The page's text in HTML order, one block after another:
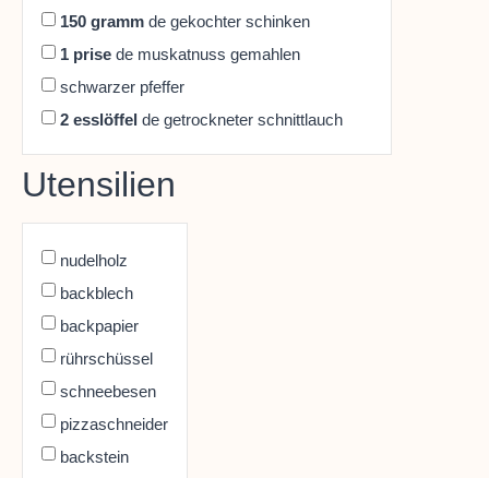
150 gramm de gekochter schinken
1 prise de muskatnuss gemahlen
schwarzer pfeffer
2 esslöffel de getrockneter schnittlauch
Utensilien
nudelholz
backblech
backpapier
rührschüssel
schneebesen
pizzaschneider
backstein